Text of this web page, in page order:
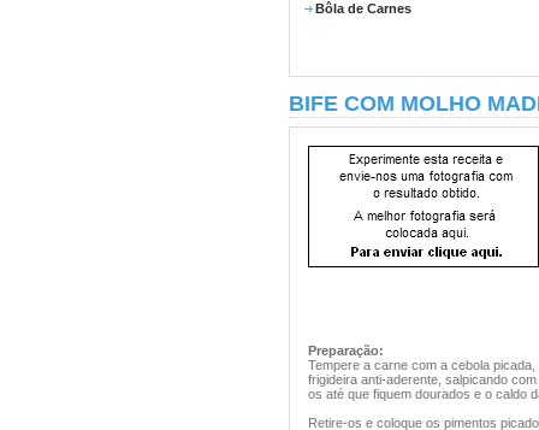
Bôla de Carnes
BIFE COM MOLHO
Preparação:
Tempere a carne com a cebola
frigideira anti-aderente, salpicando
os até que fiquem dourados e o caldo
Retire-os e coloque os pimentos